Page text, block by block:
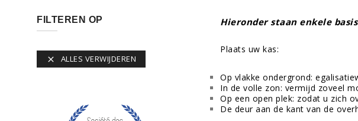
FILTEREN OP
 ALLES VERWIJDEREN
Hieronder staan enkele
Plaats uw kas:
Op vlakke ondergrond:
In de volle zon: vermijd zoveel
Op een open plek: zodat u zich
De deur aan de kant van de